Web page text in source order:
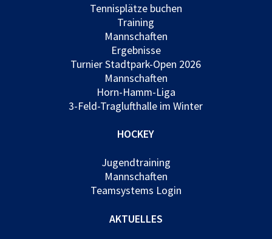
Tennisplätze buchen
Training
Mannschaften
Ergebnisse
Turnier Stadtpark-Open 2026
Mannschaften
Horn-Hamm-Liga
3-Feld-Traglufthalle im Winter
HOCKEY
Jugendtraining
Mannschaften
Teamsystems Login
AKTUELLES